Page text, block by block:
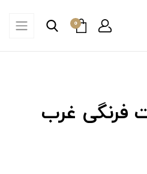
0
فرنگی غرب